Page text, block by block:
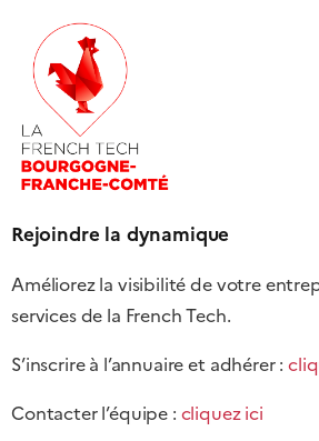
Rejoindre la dynamique
Améliorez la visibilité de votre
services de la French Tech.
S’inscrire à l’annuaire et adhérer :
Contacter l’équipe : cliquez ici